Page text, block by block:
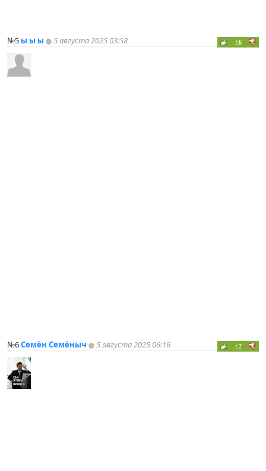
№5 ы ы ы 5 августа 2025 03:58 +6
№6Семён Семёныч 5 августа 2025 06:16 +7